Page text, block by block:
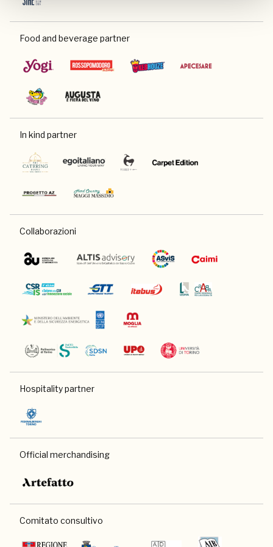
Food and beverage partner
In kind partner
Collaborazioni
Hospitality partner
Official merchandising
Comitato consultivo